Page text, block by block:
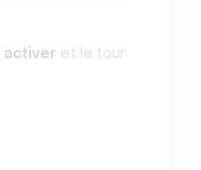
activer et le tour